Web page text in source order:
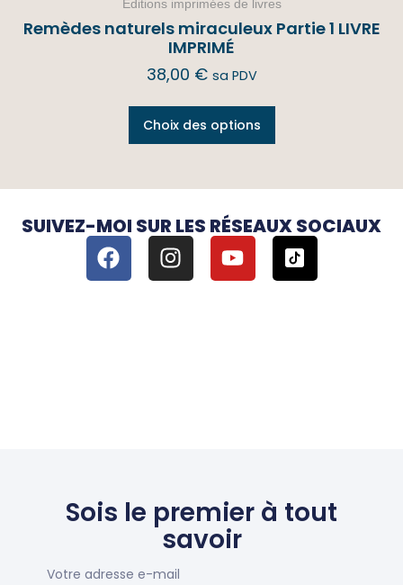
Éditions imprimées de livres
Remèdes naturels miraculeux Partie 1 LIVRE
IMPRIMÉ
38,00 € sa PDV
Choix des options
SUIVEZ-MOI SUR LES RÉSEAUX SOCIAUX
Sois le premier à tout
savoir